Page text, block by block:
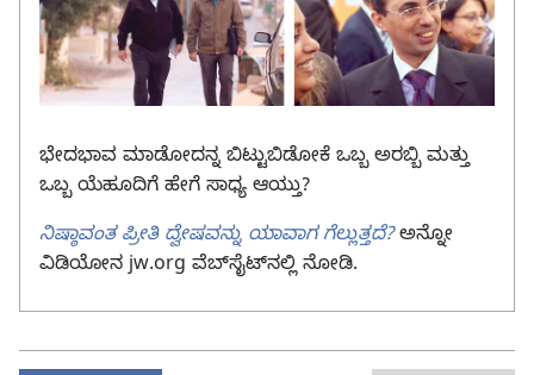
ಭೇದಭಾವ ಮಾಡೋದನ್ನ ಬಿಟ್ಟುಬಿಡೋಕೆ ಒಬ್ಬ ಅರಬ್ಬಿ ಮತ್ತು
ಒಬ್ಬ ಯೆಹೂದಿಗೆ ಹೇಗೆ ಸಾಧ್ಯ ಆಯ್ತು?
ನಿಷ್ಠಾವಂತ ಪ್ರೀತಿ ದ್ವೇಷವನ್ನು ಯಾವಾಗ ಗೆಲ್ಲುತ್ತದೆ?ಅನ್ನೋ
ವಿಡಿಯೋನ jw.org ವೆಬ್‌ಸೈಟ್‌ನಲ್ಲಿ ನೋಡಿ.